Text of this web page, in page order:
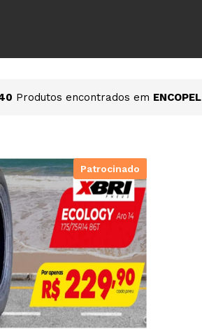
Produtos encontrados em ENCOPEL
Patrocinado